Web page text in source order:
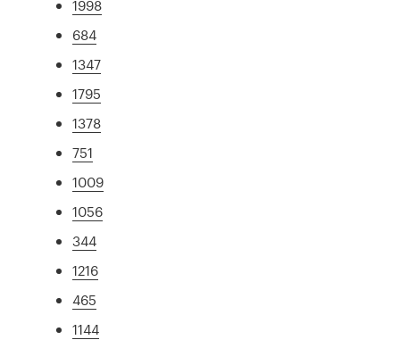
1998
684
1347
1795
1378
751
1009
1056
344
1216
465
1144